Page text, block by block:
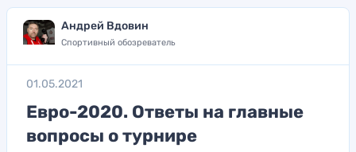
Андрей Вдовин
Спортивный обозреватель
01.05.2021
Евро-2020. Ответы на главные
вопросы о турнире